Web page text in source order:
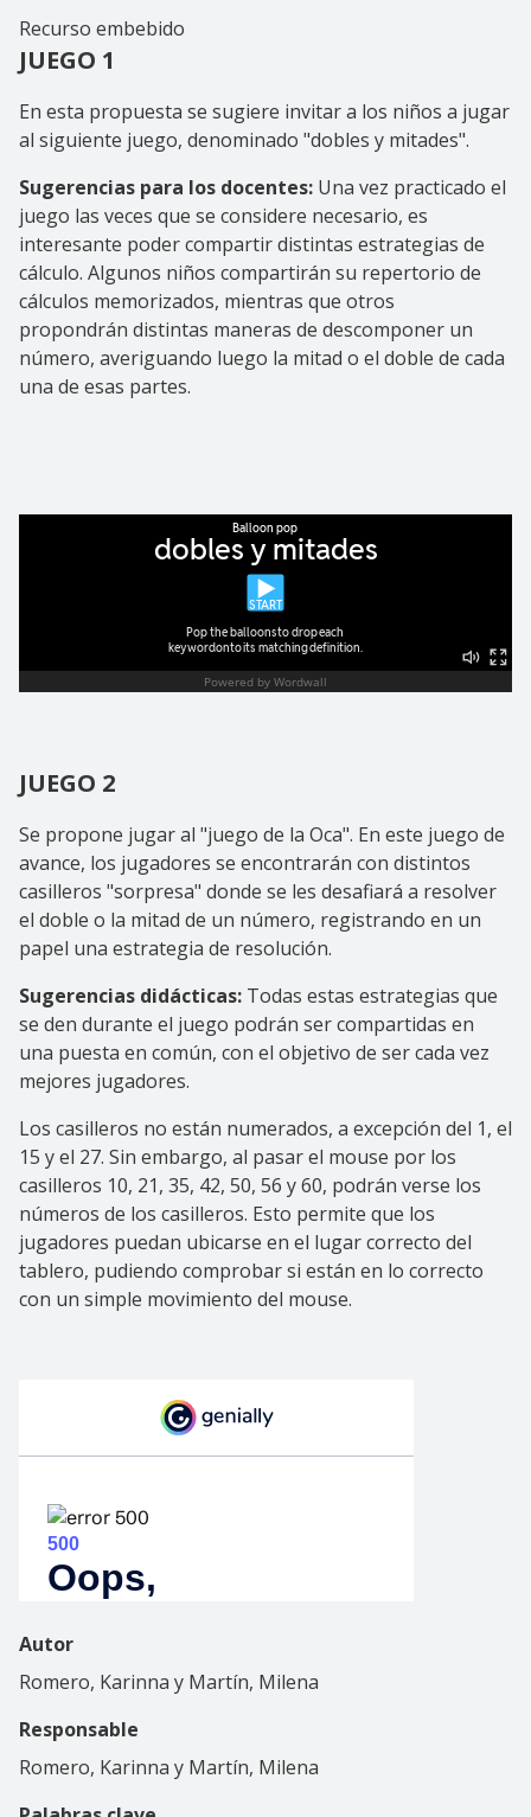
Recurso embebido
JUEGO 1
En esta propuesta se sugiere invitar a los niños a jugar
al siguiente juego, denominado "dobles y mitades".
Sugerencias para los docentes: Una vez practicado el
juego las veces que se considere necesario, es
interesante poder compartir distintas estrategias de
cálculo. Algunos niños compartirán su repertorio de
cálculos memorizados, mientras que otros
propondrán distintas maneras de descomponer un
número, averiguando luego la mitad o el doble de cada
una de esas partes.
JUEGO 2
Se propone jugar al "juego de la Oca". En este juego de
avance, los jugadores se encontrarán con distintos
casilleros "sorpresa" donde se les desafiará a resolver
el doble o la mitad de un número, registrando en un
papel una estrategia de resolución.
Sugerencias didácticas: Todas estas estrategias que
se den durante el juego podrán ser compartidas en
una puesta en común, con el objetivo de ser cada vez
mejores jugadores.
Los casilleros no están numerados, a excepción del 1, el
15 y el 27. Sin embargo, al pasar el mouse por los
casilleros 10, 21, 35, 42, 50, 56 y 60, podrán verse los
números de los casilleros. Esto permite que los
jugadores puedan ubicarse en el lugar correcto del
tablero, pudiendo comprobar si están en lo correcto
con un simple movimiento del mouse.
Autor
Romero, Karinna y Martín, Milena
Responsable
Romero, Karinna y Martín, Milena